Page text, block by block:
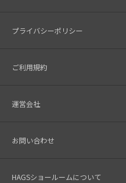
プライバシーポリシー
ご利用規約
運営会社
お問い合わせ
HAGSショールームについて